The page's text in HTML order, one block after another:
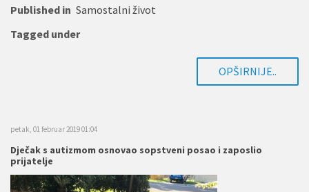
Published in Samostalni život
Tagged under
OPŠIRNIJE..
petak, 01 februar 2019 01:04
Dječak s autizmom osnovao sopstveni posao i zaposlio
prijatelje